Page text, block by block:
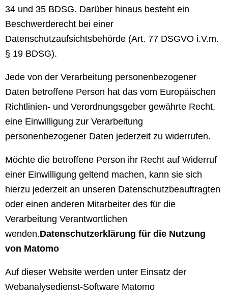
34 und 35 BDSG. Darüber hinaus besteht ein
Beschwerderecht bei einer
Datenschutzaufsichtsbehörde (Art. 77 DSGVO i.V.m.
§ 19 BDSG).
Jede von der Verarbeitung personenbezogener
Daten betroffene Person hat das vom Europäischen
Richtlinien- und Verordnungsgeber gewährte Recht,
eine Einwilligung zur Verarbeitung
personenbezogener Daten jederzeit zu widerrufen.
Möchte die betroffene Person ihr Recht auf Widerruf
einer Einwilligung geltend machen, kann sie sich
hierzu jederzeit an unseren Datenschutzbeauftragten
oder einen anderen Mitarbeiter des für die
Verarbeitung Verantwortlichen
wenden.Datenschutzerklärung für die Nutzung
von Matomo
Auf dieser Website werden unter Einsatz der
Webanalysedienst-Software Matomo